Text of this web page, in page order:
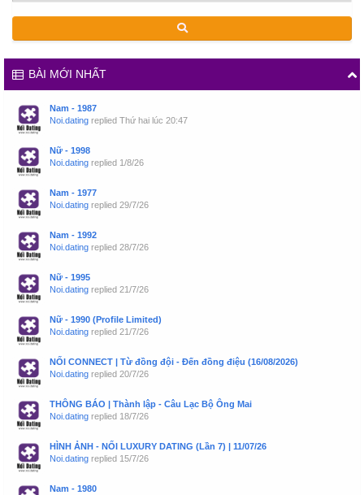
BÀI MỚI NHẤT
Nam - 1987
Noi.dating replied Thứ hai lúc 20:47
Nữ - 1998
Noi.dating replied 1/8/26
Nam - 1977
Noi.dating replied 29/7/26
Nam - 1992
Noi.dating replied 28/7/26
Nữ - 1995
Noi.dating replied 21/7/26
Nữ - 1990 (Profile Limited)
Noi.dating replied 21/7/26
NỐI CONNECT | Từ đồng đội - Đến đồng điệu (16/08/2026)
Noi.dating replied 20/7/26
THÔNG BÁO | Thành lập - Câu Lạc Bộ Ông Mai
Noi.dating replied 18/7/26
HÌNH ẢNH - NỐI LUXURY DATING (Lần 7) | 11/07/26
Noi.dating replied 15/7/26
Nam - 1980